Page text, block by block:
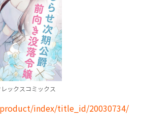
ックスコミックス
index/title_id/20030734/